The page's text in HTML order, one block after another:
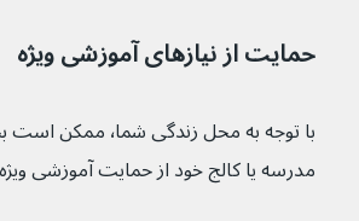
حمایت از نیازهای آموزشی ویژه
با توجه به محل زندگی
مدرسه یا کالج خود از حمایت آموزشی